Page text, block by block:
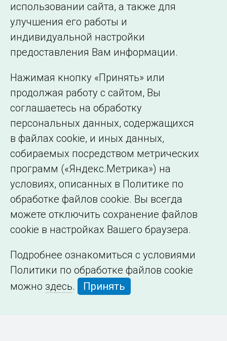
Подписаться на новости
©2005–2026 АО «СО ЕЭС»
Филиалы и
представительства
образовательной
организации
использовании сайта, а также для
улучшения его работы и
индивидуальной настройки
предоставления Вам информации.
Нажимая кнопку «Принять» или
продолжая работу с сайтом, Вы
соглашаетесь на обработку
персональных данных, содержащихся
в файлах cookie, и иных данных,
собираемых посредством метрических
программ («Яндекс.Метрика») на
условиях, описанных в Политике по
обработке файлов cookie. Вы всегда
можете отключить сохранение файлов
cookie в настройках Вашего браузера.
Подробнее ознакомиться с условиями
Политики по обработке файлов cookie
можно здесь. Принять